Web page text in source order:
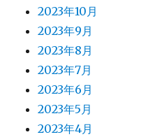
2023年10月
2023年9月
2023年8月
2023年7月
2023年6月
2023年5月
2023年4月